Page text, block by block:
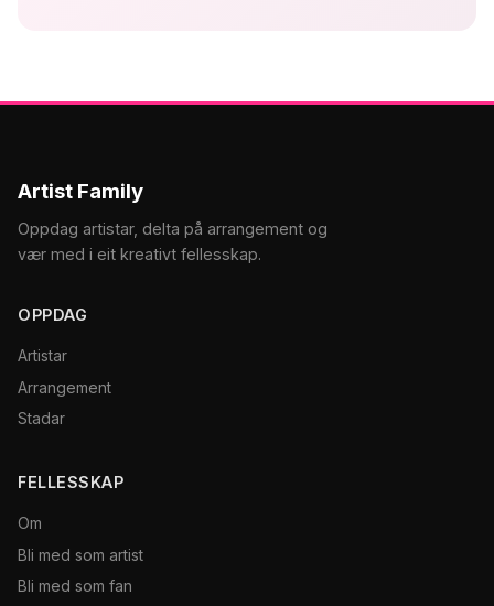
Artist Family
Oppdag artistar, delta på arrangement og
vær med i eit kreativt fellesskap.
OPPDAG
Artistar
Arrangement
Stadar
FELLESSKAP
Om
Bli med som artist
Bli med som fan